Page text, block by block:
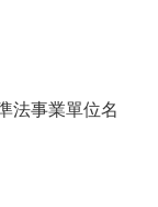
法事業單位名